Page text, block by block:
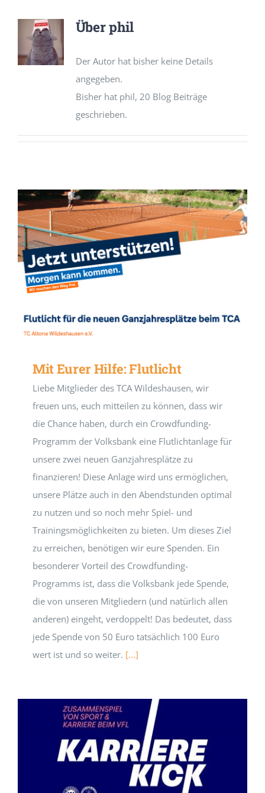
Überphil
Der Autor hat bisher keine Details
angegeben.
Bisher hat phil, 20 Blog Beiträge
geschrieben.
Mit Eurer Hilfe: Flutlicht
Liebe Mitglieder des TCA Wildeshausen, wir
freuen uns, euch mitteilen zu können, dass wir
die Chance haben, durch ein Crowdfunding-
Programm der Volksbank eine Flutlichtanlage für
unsere zwei neuen Ganzjahresplätze zu
finanzieren! Diese Anlage wird uns ermöglichen,
unsere Plätze auch in den Abendstunden optimal
zu nutzen und so noch mehr Spiel- und
Trainingsmöglichkeiten zu bieten. Um dieses Ziel
zu erreichen, benötigen wir eure Spenden. Ein
besonderer Vorteil des Crowdfunding-
Programms ist, dass die Volksbank jede Spende,
die von unseren Mitgliedern (und natürlich allen
anderen) eingeht, verdoppelt! Das bedeutet, dass
jede Spende von 50 Euro tatsächlich 100 Euro
wert ist und so weiter. [...]